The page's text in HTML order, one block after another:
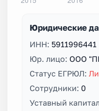
Юридические
ИНН: 5911996441
Юр. лицо: ООО
Статус ЕГРЮЛ:
Сотрудники: 0
Уставный